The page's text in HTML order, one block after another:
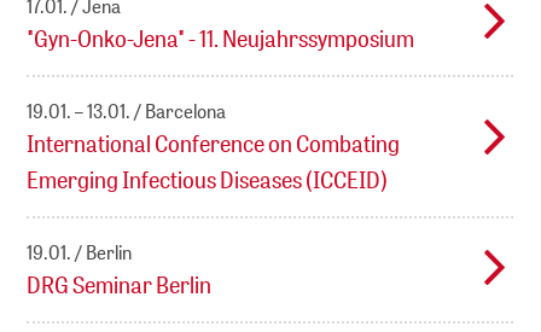
17.01. Jena
"Gyn-Onko-Jena" - 11. Neujahrssymposium
19.01. – 13.01. Barcelona
International Conference on Combating
Emerging Infectious Diseases (ICCEID)
19.01. Berlin
DRG Seminar Berlin